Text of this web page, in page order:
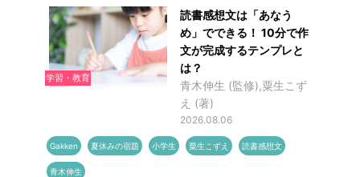
学習・教育
読書感想文は「あなう
め」でできる！ 10分で作
文が完成するテンプレと
は？
青木伸生 (監修),粟生こず
え (著)
2026.08.06
Gakken 夏休みの宿題 小学生 粟生こずえ 読書感想文
青木伸生